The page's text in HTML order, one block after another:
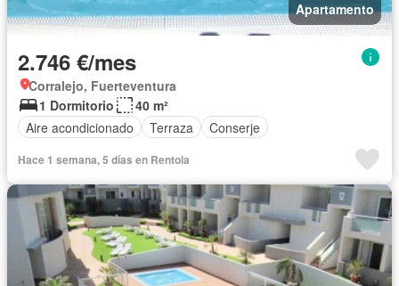
Apartamento
2.746 €/mes
Corralejo, Fuerteventura
1 Dormitorio
40 m²
Aire acondicionado
Terraza Conserje
Hace 1 semana, 5 días en Rentola